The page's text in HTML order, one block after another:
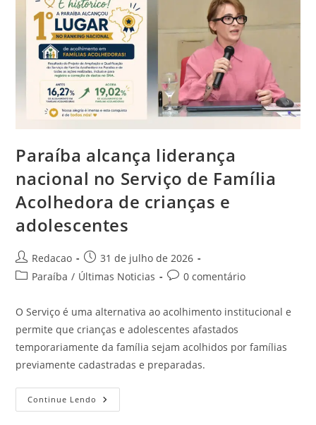
Paraíba alcança liderança
nacional no Serviço de Família
Acolhedora de crianças e
adolescentes
Redacao
31 de julho de 2026
Paraíba / Últimas Noticias 0 comentário
O Serviço é uma alternativa ao acolhimento institucional e
permite que crianças e adolescentes afastados
temporariamente da família sejam acolhidos por famílias
previamente cadastradas e preparadas.
Continue Lendo